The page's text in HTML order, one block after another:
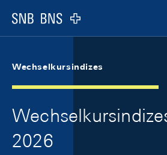
Logo
Wechselkursindizes
2026